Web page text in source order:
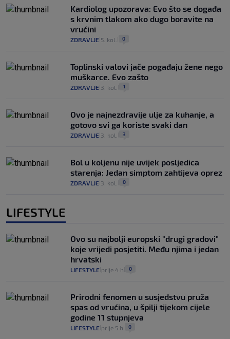
Kardiolog upozorava: Evo što se događa
s krvnim tlakom ako dugo boravite na
vrućini
ZDRAVLJE 5. kol. 0
Toplinski valovi jače pogađaju žene nego
muškarce. Evo zašto
ZDRAVLJE 3. kol. 1
Ovo je najnezdravije ulje za kuhanje, a
gotovo svi ga koriste svaki dan
ZDRAVLJE 3. kol. 3
Bol u koljenu nije uvijek posljedica
starenja: Jedan simptom zahtijeva oprez
ZDRAVLJE 3. kol. 0
LIFESTYLE
Ovo su najbolji europski "drugi gradovi"
koje vrijedi posjetiti. Među njima i jedan
hrvatski
LIFESTYLE prije 4 h 0
Prirodni fenomen u susjedstvu pruža
spas od vrućina, u špilji tijekom cijele
godine 11 stupnjeva
LIFESTYLE prije 5 h 0